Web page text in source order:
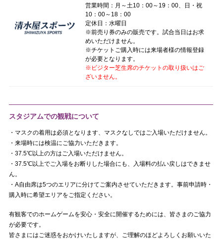
営業時間：月～土10：00～19：00、日・祝
10：00～18：00
定休日：水曜日
※前売り券のみの販売です。試合当日はお求
めいただけません。
※チケットご購入時には来場者様の情報登録
が必要となります。
※ビジター芝生席のチケットの取り扱いはご
ざいません。
スタジアムでの観戦について
・マスクの着用は必須となります、マスクなしではご入場いただけません。
・来場時には検温にご協力いただきます。
・37.5℃以上の方はご入場いただけません。
・37.5℃以上でご入場をお断りした場合にも、入場料の払い戻しはできませ
ん。
・A自由席は5つのエリアに分けてご案内させていただきます。事前申請時・
購入時に希望エリアをご指定ください。
有観客でのホームゲームを安心・安全に開催するためには、皆さまのご協力
が必要です。
皆さまにはご迷惑をおかけいたしますが、ご理解のほどよろしくお願いいた